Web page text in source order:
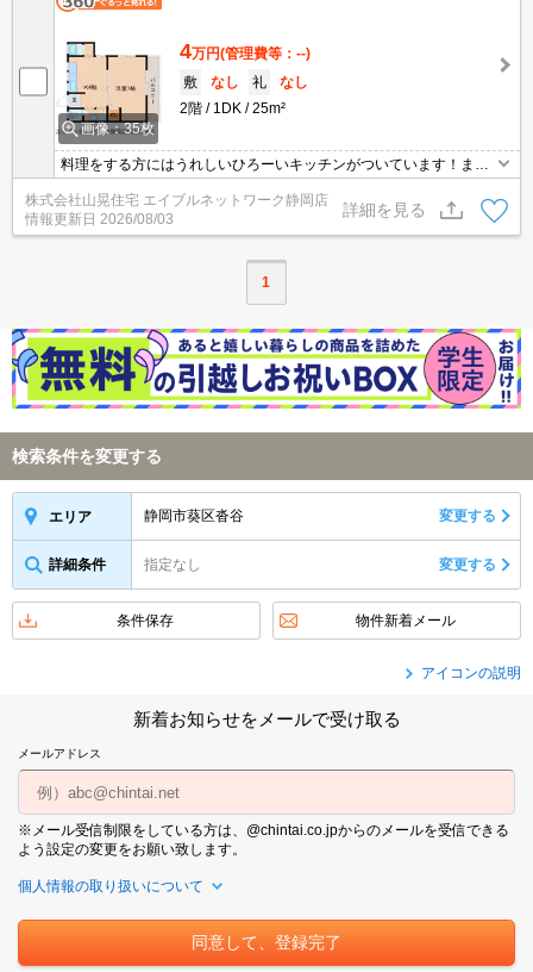
画像：35枚
4万円(管理費等：--)
敷
なし 礼
なし
2階
1DK 25m²
料理をする方にはうれしいひろーいキッチンがついています！ま
た、街中までお仕事で通われている方などにも非常にオススメ！駅
までのアクセスもいい立地の物件です☆2階の角部屋！オススメの
お部屋です！！
株式会社山晃住宅 エイブルネットワーク静岡店
情報更新日 2026/08/03
詳細を見る
1
検索条件を変更する
エリア 静岡市葵区沓谷 変更する
詳細条件 指定なし 変更する
条件保存 物件新着メール
アイコンの説明
新着お知らせをメールで受け取る
メールアドレス
※メール受信制限をしている方は、@chintai.co.jpからのメールを受信できる
よう設定の変更をお願い致します。
個人情報の取り扱いについて